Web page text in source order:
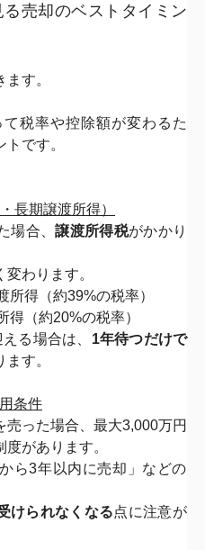
売却のベストタイミン
す。
て税率や控除額が変わるた
です。
長期譲渡所得）
場合、譲渡所得税がかかり
わります。
得（約39%の税率）
得（約20%の税率）
る場合は、 1年待つだけで
す。
条件
売った場合、最大3,000万円
があります。
ら3年以内に売却」 などの
けられなくなる点に注意が